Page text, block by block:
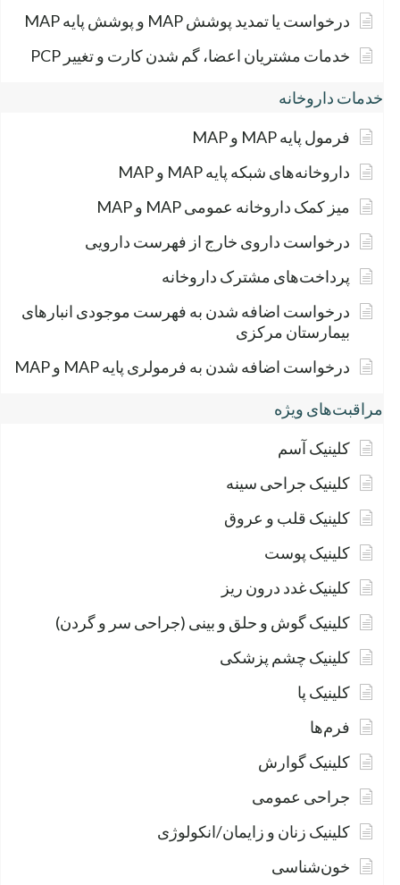
درخواست یا تمدید پوشش MAP و پوشش پایه MAP
خدمات مشتریان اعضا، گم شدن کارت و تغییر PCP
خدمات داروخانه
فرمول پایه MAP و MAP
داروخانه‌های شبکه پایه MAP و MAP
میز کمک داروخانه عمومی MAP و MAP
درخواست داروی خارج از فهرست دارویی
پرداخت‌های مشترک داروخانه
درخواست اضافه شدن به فهرست موجودی انبارهای
بیمارستان مرکزی
درخواست اضافه شدن به فرمولری پایه MAP و MAP
مراقبت‌های ویژه
کلینیک آسم
کلینیک جراحی سینه
کلینیک قلب و عروق
کلینیک پوست
کلینیک غدد درون ریز
کلینیک گوش و حلق و بینی (جراحی سر و گردن)
کلینیک چشم پزشکی
کلینیک پا
فرم‌ها
کلینیک گوارش
جراحی عمومی
کلینیک زنان و زایمان/انکولوژی
خون‌شناسی